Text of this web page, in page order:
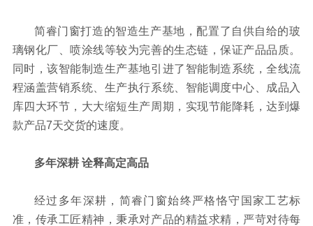
简睿门窗打造的智造生产基地，配置了自供自给的玻
璃钢化厂、喷涂线等较为完善的生态链，保证产品品质。
同时，该智能制造生产基地引进了智能制造系统，全线流
程涵盖营销系统、生产执行系统、智能调度中心、成品入
库四大环节，大大缩短生产周期，实现节能降耗，达到爆
款产品7天交货的速度。
多年深耕 诠释高定高品
经过多年深耕，简睿门窗始终严格恪守国家工艺标
准，传承工匠精神，秉承对产品的精益求精，严苛对待每